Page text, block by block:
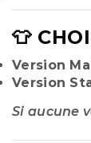
👕
Version
Version
Si aucune